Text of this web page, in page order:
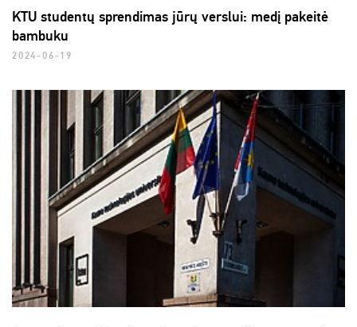
KTU studentų sprendimas jūrų verslui: medį pakeitė
bambuku
2024-06-19